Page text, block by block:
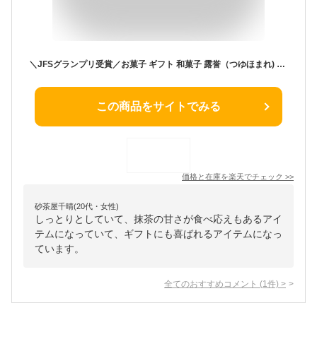
＼JFSグランプリ受賞／お菓子 ギフト 和菓子 露誉（つゆほまれ) 8個入り 饅頭 お茶まんじゅう まんじゅう 個包装 詰め合わせ ギフト 八女抹茶 抹茶饅頭 抹茶和菓子 お茶菓子 和菓子 抹茶 抹茶スイーツ ギフト スイーツ お茶村
この商品をサイトでみる
価格と在庫を楽天でチェック >>
砂茶屋千晴(20代・女性)
しっとりとしていて、抹茶の甘さが食べ応えもあるアイ
テムになっていて、ギフトにも喜ばれるアイテムになっ
ています。
全てのおすすめコメント (1 件) >